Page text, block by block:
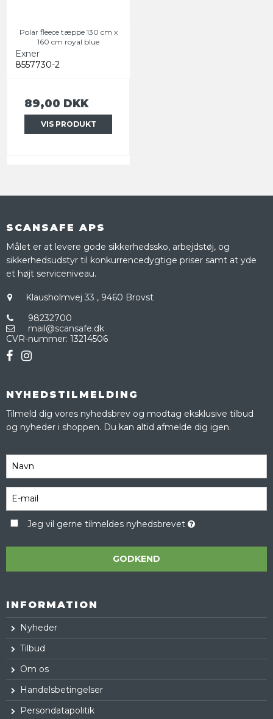
Polar fleece tæppe 130 cm x
160 cm royal blue
Exner
8557730-2
89,00 DKK
VIS PRODUKT
SCANSAFE APS
Målet er at levere gode sikkerhedssko, arbejdstøj, og
sikkerhedsudstyr til konkurrencedygtige priser samt at yde
et højt serviceniveau.
Klausholmvej 33 , 9460 Brovst
98232700
mail@scansafe.dk
CVR-nummer: 13214506
NYHEDSTILMELDING
Tilmeld dig vores nyhedsbrev og modtag eksklusive tilbud
og nyheder i shoppen. Du kan altid afmelde dig igen.
Jeg vil gerne tilmeldes nyhedsbrevet
GODKEND
INFORMATION
Nyheder
Tilbud
Om os
Handelsbetingelser
Persondatapolitik